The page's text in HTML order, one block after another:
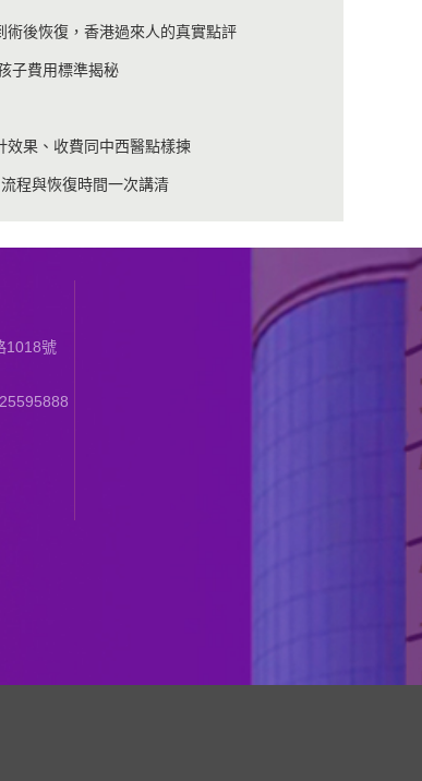
後恢復，香港過來人的真實點評
子費用標準揭秘
效果、收費同中西醫點樣揀
程與恢復時間一次講清
1018號